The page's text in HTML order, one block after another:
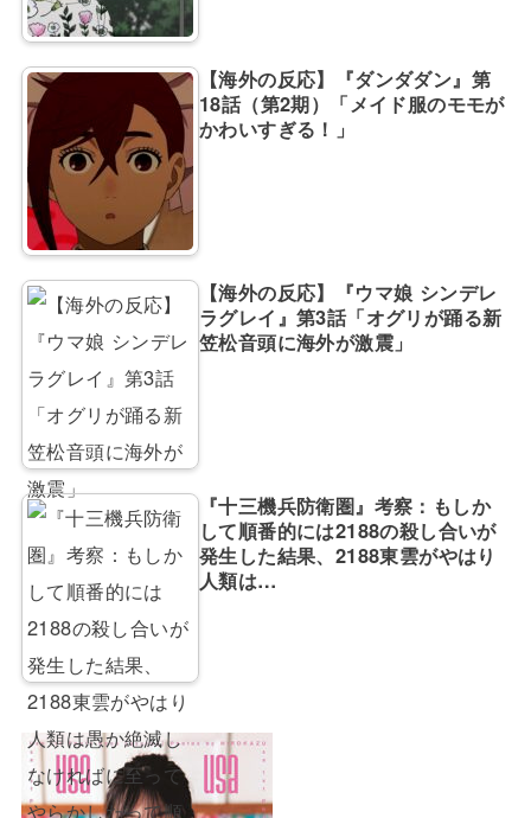
【海外の反応】『ダンダダン』第
18話（第2期）「メイド服のモモが
かわいすぎる！」
【海外の反応】『ウマ娘 シンデレ
ラグレイ』第3話「オグリが踊る新
笠松音頭に海外が激震」
『十三機兵防衛圏』考察：もしか
して順番的には2188の殺し合いが
発生した結果、2188東雲がやはり
人類は…